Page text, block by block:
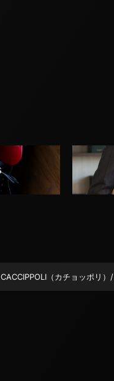
CACCIPPOLI（カチョッポリ